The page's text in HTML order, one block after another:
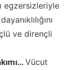
egzersizleriyle
ve dirençli
Vücut